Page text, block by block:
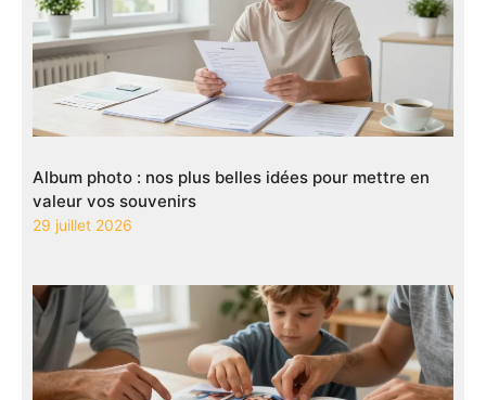
Album photo : nos plus belles idées pour mettre en
valeur vos souvenirs
29 juillet 2026